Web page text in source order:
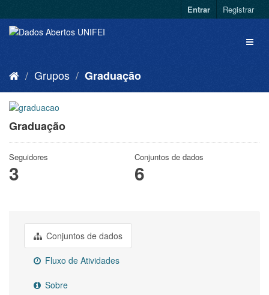
Entrar Registrar
Grupos Graduação
Graduação
Seguidores
3
Conjuntos de dados
6
Conjuntos de dados
Fluxo de Atividades
Sobre